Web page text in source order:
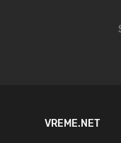
VREME.NET